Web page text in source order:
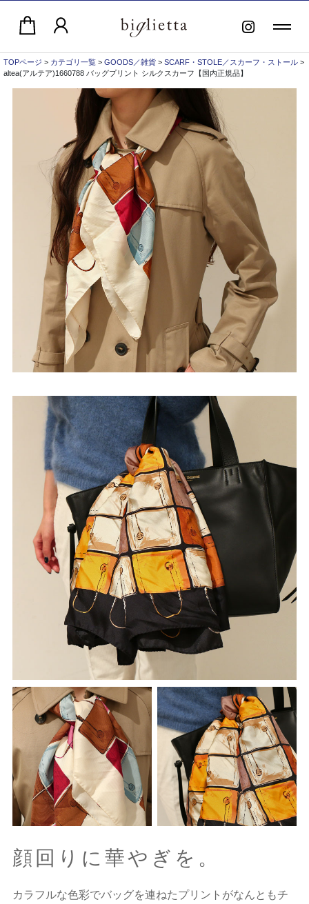
TOPページ > カテゴリ一覧 > GOODS／雑貨 > SCARF・STOLE／スカーフ・ストール >
altea(アルテア)1660788 バッグプリント シルクスカーフ【国内正規品】
顔回りに華やぎを。
カラフルな色彩でバッグを連ねたプリントがなんともチ